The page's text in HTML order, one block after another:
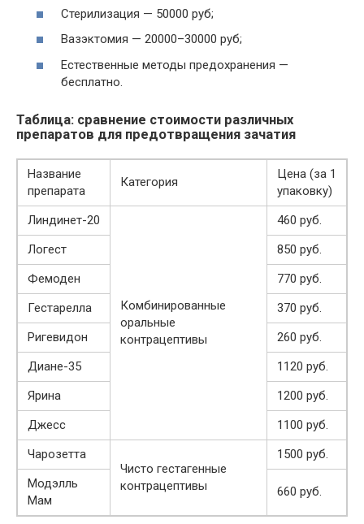
Стерилизация — 50000 руб;
Вазэктомия — 20000–30000 руб;
Естественные методы предохранения —
бесплатно.
Таблица: сравнение стоимости различных
препаратов для предотвращения зачатия
Название
препарата
Категория
Цена (за 1
упаковку)
Линдинет-20
Комбинированные
оральные
контрацептивы
460 руб.
Логест
850 руб.
Фемоден
770 руб.
Гестарелла
370 руб.
Ригевидон
260 руб.
Диане-35
1120 руб.
Ярина
1200 руб.
Джесс
1100 руб.
Чарозетта
Чисто гестагенные
контрацептивы
1500 руб.
Модэлль
Мам
660 руб.